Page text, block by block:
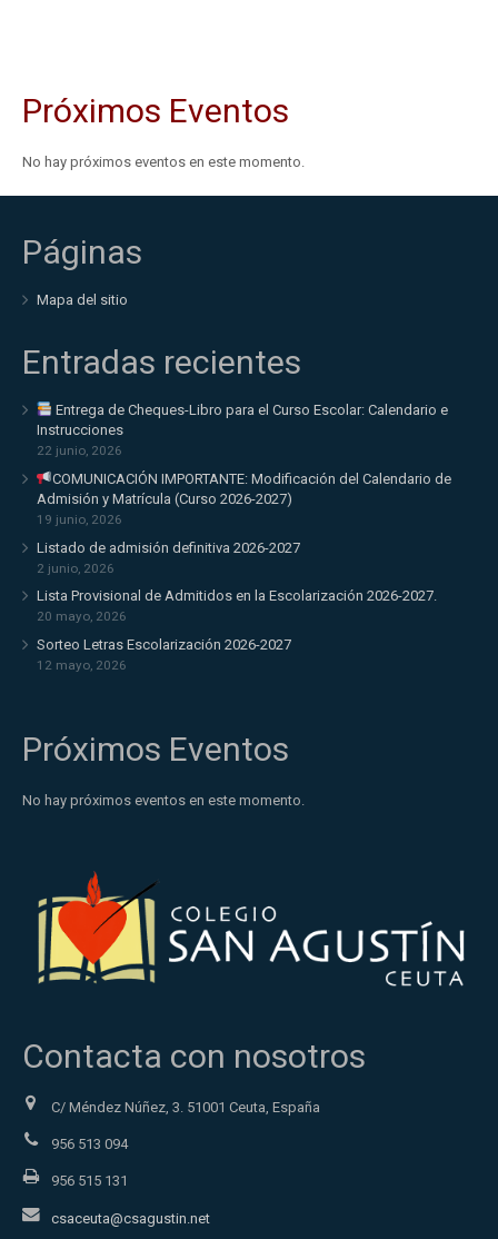
Próximos Eventos
No hay próximos eventos en este momento.
Páginas
Mapa del sitio
Entradas recientes
Entrega de Cheques-Libro para el Curso Escolar: Calendario e
Instrucciones
22 junio, 2026
COMUNICACIÓN IMPORTANTE: Modificación del Calendario de
Admisión y Matrícula (Curso 2026-2027)
19 junio, 2026
Listado de admisión definitiva 2026-2027
2 junio, 2026
Lista Provisional de Admitidos en la Escolarización 2026-2027.
20 mayo, 2026
Sorteo Letras Escolarización 2026-2027
12 mayo, 2026
Próximos Eventos
No hay próximos eventos en este momento.
Contacta con nosotros
C/ Méndez Núñez, 3. 51001 Ceuta, España
956 513 094
956 515 131
csaceuta@csagustin.net